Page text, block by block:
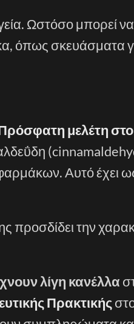
Ωστόσο μπορεί
όπως σκευάσματα
μελέτη στο
Αυτό έχει
προσδίδει την
λίγη κανέλλα
Πρακτικής